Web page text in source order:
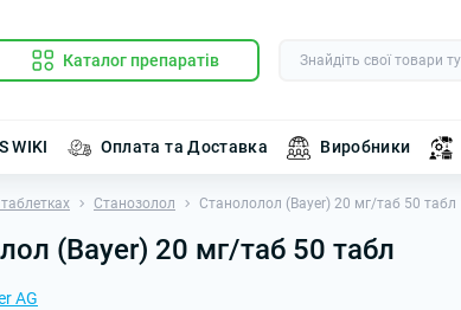
Каталог препаратів
WIKI Оплата та Доставка Виробники
Станозолол Станололол (Bayer) 20 мг/таб 50 табл
(Bayer) 20 мг/таб 50 табл
AG